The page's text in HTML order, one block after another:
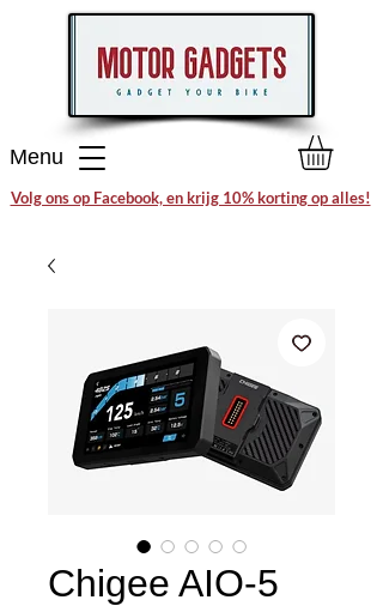
Menu
Volg ons op Facebook, en krijg 10% korting op alles!
Chigee AIO-5